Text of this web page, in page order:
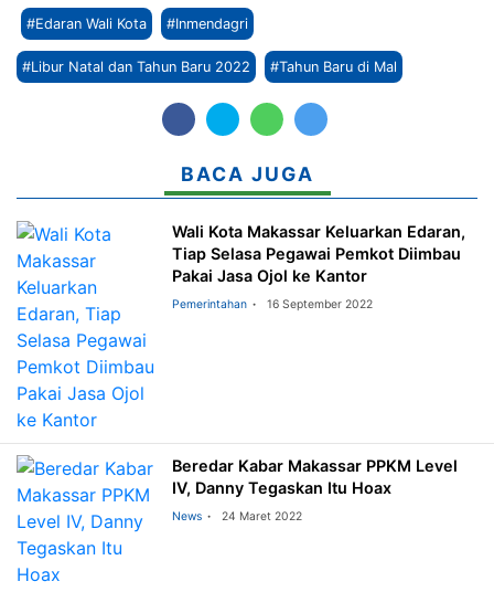
#Edaran Wali Kota #Inmendagri
#Libur Natal dan Tahun Baru 2022 #Tahun Baru di Mal
BACA JUGA
Wali Kota Makassar Keluarkan Edaran,
Tiap Selasa Pegawai Pemkot Diimbau
Pakai Jasa Ojol ke Kantor
Pemerintahan 16 September 2022
Beredar Kabar Makassar PPKM Level
IV, Danny Tegaskan Itu Hoax
News 24 Maret 2022